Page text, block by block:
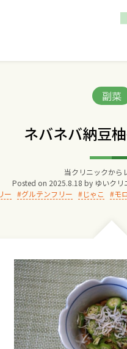
副菜
ネバネバ納豆
当クリニックから
Posted on 2025.8.18 by ゆいクリ
ー グルテンフリー じゃこ モ
交通アク
院長からのご
ゆいクリニック
診療料金
妊婦健
お産につ
親と子の結び